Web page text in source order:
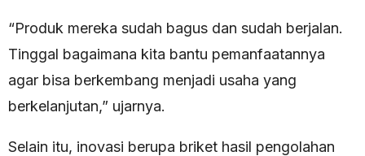
“Produk mereka sudah bagus dan sudah berjalan.
Tinggal bagaimana kita bantu pemanfaatannya
agar bisa berkembang menjadi usaha yang
berkelanjutan,” ujarnya.
Selain itu, inovasi berupa briket hasil pengolahan